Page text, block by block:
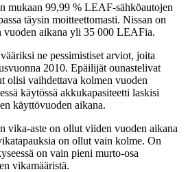
mukaan 99,99 % LEAF-sähköautojen
täysin moitteettomasti. Nissan on
vuoden aikana yli 35 000 LEAFia.
ne pessimistiset arviot, joita
2010. Epäilijät ounastelivat
olisi vaihdettava kolmen vuoden
käytössä akkukapasiteetti laskisi
käyttövuoden aikana.
vika-aste on ollut viiden vuoden aikana
on ollut vain kolme. On
on vain pieni murto-osa
vikamääristä.